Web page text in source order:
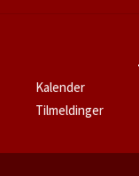
Kalender
Tilmeldinger